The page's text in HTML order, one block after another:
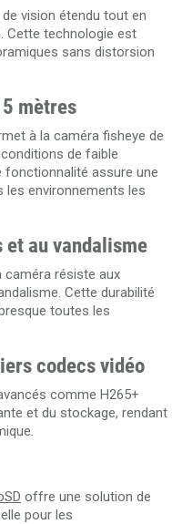
vision étendu tout en
Cette technologie est
sans distorsion
mètres
à la caméra fisheye de
de faible
assure une
les environnements les
et au vandalisme
caméra résiste aux
Cette durabilité
toutes les
codecs vidéo
comme H265+
et du stockage, rendant
offre une solution de
pour les